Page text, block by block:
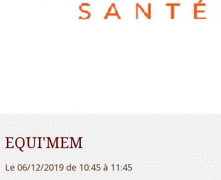
EQUI'MEM
Le 06/12/2019 de 10:45 à 11:45